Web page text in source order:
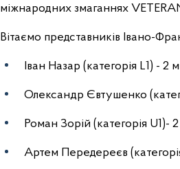
міжнародних змаганнях
Вітаємо представників Івано-
Іван Назар (категорія L1) - 2
Олександр Євтушенко
Роман Зорій (категорія U1)-
Артем Передереєв